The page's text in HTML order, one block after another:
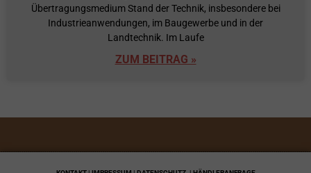
Übertragungsmedium Stand der Technik, insbesondere bei
Industrieanwendungen, im Baugewerbe und in der
Landtechnik. Im Laufe
ZUM BEITRAG »